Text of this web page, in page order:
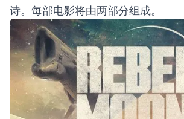
诗。每部电影将由两部分组成。